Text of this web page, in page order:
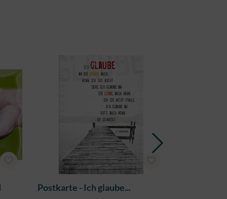
Postkarte - Ich glaube...